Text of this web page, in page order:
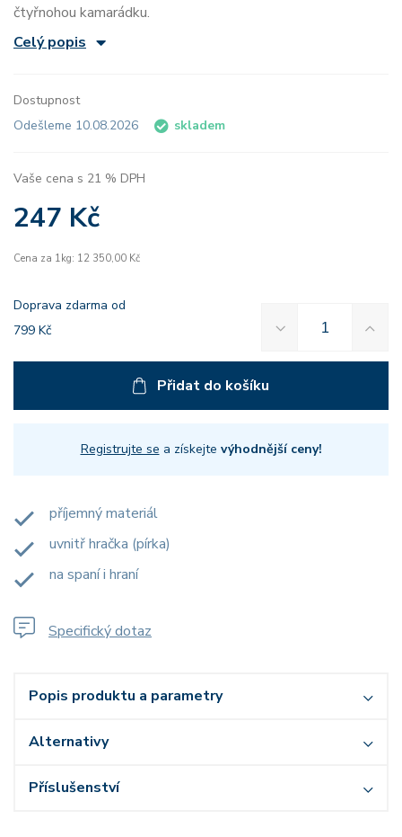
čtyřnohou kamarádku.
Celý popis
Dostupnost
Odešleme 10.08.2026
skladem
Vaše cena s 21 % DPH
247 Kč
Cena za 1kg: 12 350,00 Kč
Doprava zdarma od
799 Kč
Přidat do košíku
Registrujte se a získejte výhodnější ceny!
příjemný materiál
uvnitř hračka (pírka)
na spaní i hraní
Specifický dotaz
Popis produktu a parametry
Alternativy
Příslušenství